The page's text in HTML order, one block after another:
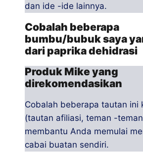
dan ide -ide lainnya.
Cobalah beberapa
bumbu/bubuk saya
dari paprika dehidrasi
Produk Mike yang
direkomendasikan
Cobalah beberapa tautan ini
(tautan afiliasi, teman -
membantu Anda memulai
cabai buatan sendiri.